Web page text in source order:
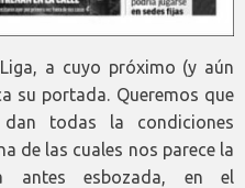
a cuyo próximo (y aún
su portada. Queremos que
todas la condiciones
de las cuales nos parece la
antes esbozada, en el